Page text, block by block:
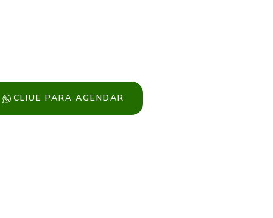
CLIUE PARA AGENDAR